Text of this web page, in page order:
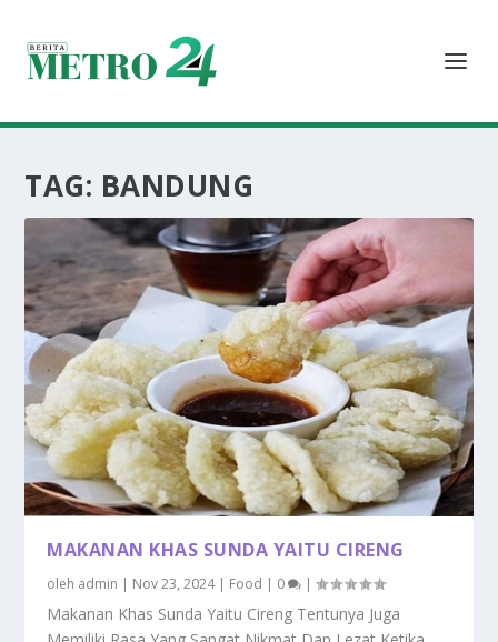
TAG: BANDUNG
MAKANAN KHAS SUNDA YAITU CIRENG
oleh admin | Nov 23, 2024| Food | 0 |
Makanan Khas Sunda Yaitu Cireng Tentunya Juga